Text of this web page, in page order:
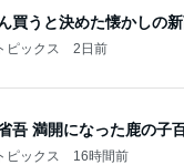
買うと決めた懐かしの
ピックス 2日前
吾 満開になった鹿の子
ピックス 16時間前